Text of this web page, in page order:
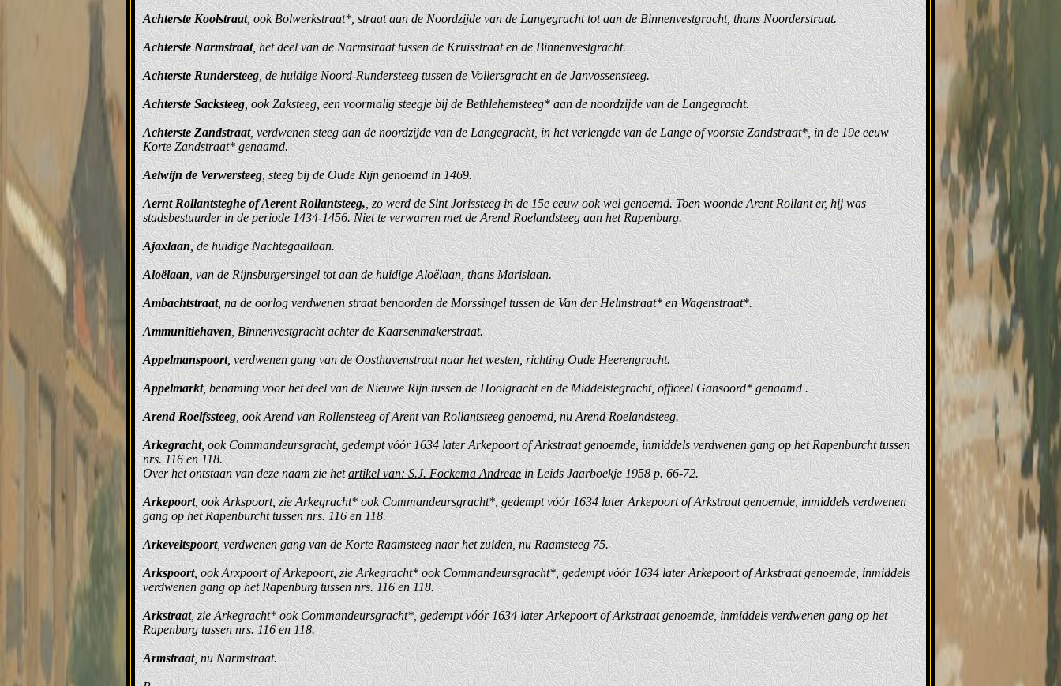
Achterste Koolstraat, ook Bolwerkstraat*, straat aan de Noordzijde van de Langegracht tot aan de Binnenvestgracht, thans Noorderstraat.
Achterste Narmstraat, het deel van de Narmstraat tussen de Kruisstraat en de Binnenvestgracht.
Achterste Rundersteeg, de huidige Noord-Rundersteeg tussen de Vollersgracht en de Janvossensteeg.
Achterste Sacksteeg, ook Zaksteeg, een voormalig steegje bij de Bethlehemsteeg* aan de noordzijde van de Langegracht.
Achterste Zandstraat, verdwenen steeg aan de noordzijde van de Langegracht, in het verlengde van de Lange of voorste Zandstraat*, in de 19e eeuw
Korte Zandstraat* genaamd.
Aelwijn de Verwersteeg, steeg bij de Oude Rijn genoemd in 1469.
Aernt Rollantsteghe of Aerent Rollantsteeg,, zo werd de Sint Jorissteeg in de 15e eeuw ook wel genoemd. Toen woonde Arent Rollant er, hij was
stadsbestuurder in de periode 1434-1456. Niet te verwarren met de Arend Roelandsteeg aan het Rapenburg.
Ajaxlaan, de huidige Nachtegaallaan.
Aloëlaan, van de Rijnsburgersingel tot aan de huidige Aloëlaan, thans Marislaan.
Ambachtstraat, na de oorlog verdwenen straat benoorden de Morssingel tussen de Van der Helmstraat* en Wagenstraat*.
Ammunitiehaven, Binnenvestgracht achter de Kaarsenmakerstraat.
Appelmanspoort, verdwenen gang van de Oosthavenstraat naar het westen, richting Oude Heerengracht.
Appelmarkt, benaming voor het deel van de Nieuwe Rijn tussen de Hooigracht en de Middelstegracht, officeel Gansoord* genaamd .
Arend Roelfssteeg, ook Arend van Rollensteeg of Arent van Rollantsteeg genoemd, nu Arend Roelandsteeg.
Arkegracht, ook Commandeursgracht, gedempt vóór 1634 later Arkepoort of Arkstraat genoemde, inmiddels verdwenen gang op het Rapenburcht tussen
nrs. 116 en 118.
Over het ontstaan van deze naam zie hetartikel van: S.J. Fockema Andreaein Leids Jaarboekje 1958 p. 66-72.
Arkepoort, ook Arkspoort, zie Arkegracht* ook Commandeursgracht*, gedempt vóór 1634 later Arkepoort of Arkstraat genoemde, inmiddels verdwenen
gang op het Rapenburcht tussen nrs. 116 en 118.
Arkeveltspoort, verdwenen gang van de Korte Raamsteeg naar het zuiden, nu Raamsteeg 75.
Arkspoort, ook Arxpoort of Arkepoort, zie Arkegracht* ook Commandeursgracht*, gedempt vóór 1634 later Arkepoort of Arkstraat genoemde, inmiddels
verdwenen gang op het Rapenburg tussen nrs. 116 en 118.
Arkstraat, zie Arkegracht* ook Commandeursgracht*, gedempt vóór 1634 later Arkepoort of Arkstraat genoemde, inmiddels verdwenen gang op het
Rapenburg tussen nrs. 116 en 118.
Armstraat, nu Narmstraat.